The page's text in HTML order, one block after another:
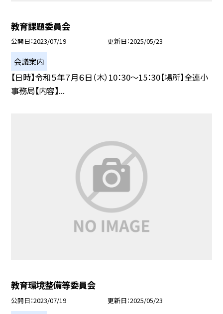
教育課題委員会
公開日 2023/07/19 更新日 2025/05/23
会議案内
【日時】令和５年７月６日（木）10：30〜15：30【場所】全連小
事務局【内容】...
教育環境整備等委員会
公開日 2023/07/19 更新日 2025/05/23